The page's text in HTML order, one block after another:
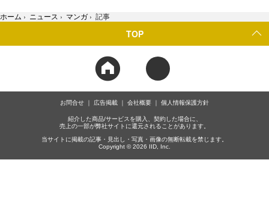
ホーム › ニュース › マンガ › 記事
TOP
お問合せ 広告掲載 会社概要 個人情報保護方針
紹介した商品/サービスを購入、契約した場合に、
売上の一部が弊社サイトに還元されることがあります。
当サイトに掲載の記事・見出し・写真・画像の無断転載を禁じます。
Copyright © 2026 IID, Inc.